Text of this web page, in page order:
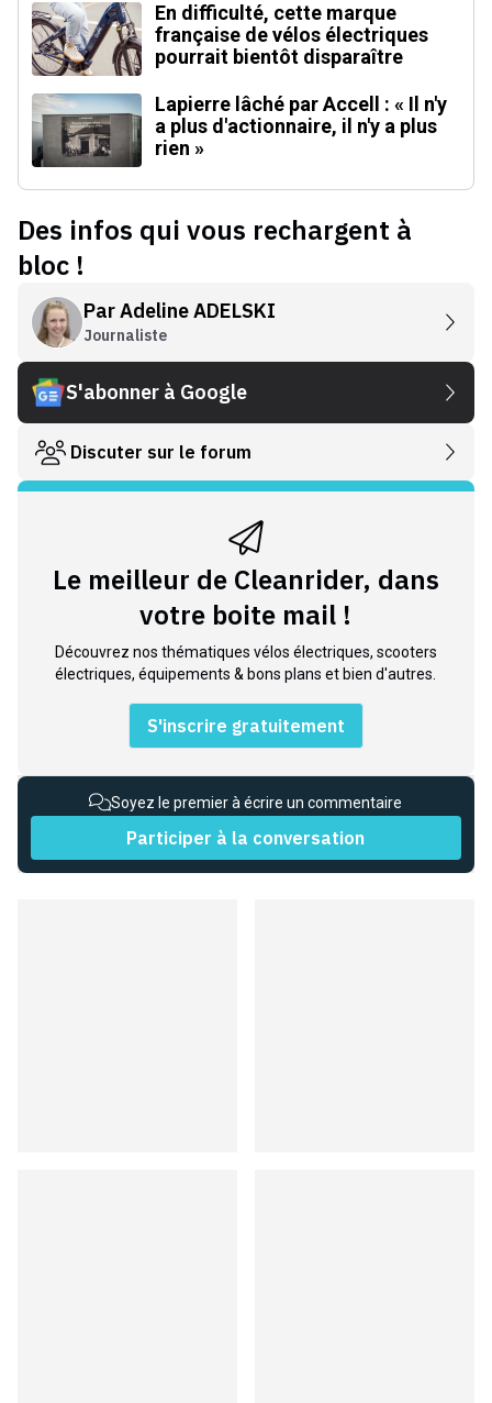
En difficulté, cette marque
française de vélos électriques
pourrait bientôt disparaître
Lapierre lâché par Accell : « Il n'y
a plus d'actionnaire, il n'y a plus
rien »
Des infos qui vous rechargent à
bloc !
ParAdeline ADELSKI
Journaliste
S'abonner à Google
Discuter sur le forum
Le meilleur de Cleanrider, dans
votre boite mail !
Découvrez nos thématiques vélos électriques, scooters
électriques, équipements & bons plans et bien d'autres.
S'inscrire gratuitement
Soyez le premier à écrire un commentaire
Participer à la conversation